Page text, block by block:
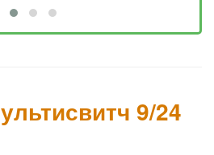
9/24